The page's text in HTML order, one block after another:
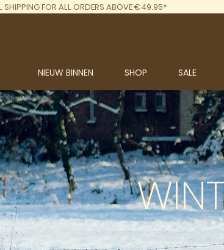
NIEUW BINNEN SHOP SALE
SHIPPING FOR ALL ORDERS ABOVE €49.95*